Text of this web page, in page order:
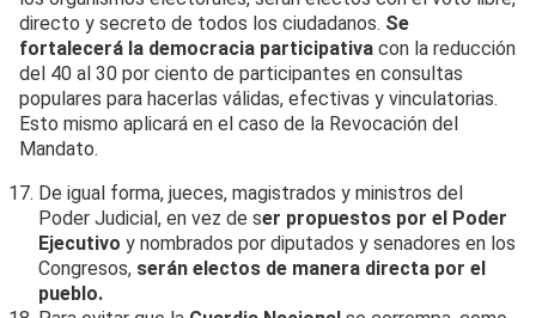
directo y secreto de todos los ciudadanos. Se
fortalecerá la democracia participativa con la reducción
del 40 al 30 por ciento de participantes en consultas
populares para hacerlas válidas, efectivas y vinculatorias.
Esto mismo aplicará en el caso de la Revocación del
Mandato.
De igual forma, jueces, magistrados y ministros del
Poder Judicial, en vez de ser propuestos por el Poder
Ejecutivo y nombrados por diputados y senadores en los
Congresos, serán electos de manera directa por el
pueblo.